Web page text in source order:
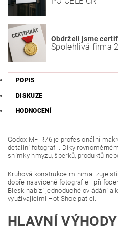
Obdrželi jsme
Spolehlivá firma
POPIS
DISKUZE
HODNOCENÍ
Godox MF-R76 je profesionální
detailní fotografii. Díky
snímky hmyzu, šperků, produktů
Kruhová konstrukce minimalizuje
dobře nasvícené fotografie i při
Blesk nabízí jednoduché ovládání a
využívajícími Hot Shoe patici.
HLAVNÍ VÝHODY